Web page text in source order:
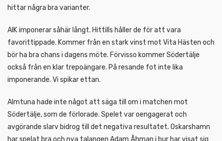
hittar några bra varianter.
AIK imponerar såhär långt. Hittills håller de för att vara
favorittippade. Kommer från en stark vinst mot Vita Hästen och
bör ha bra chans i dagens möte. Förvisso kommer Södertälje
också från en klar trepoängare. På resande fot inte lika
imponerande. Vi spikar ettan.
Almtuna hade inte något att säga till om i matchen mot
Södertälje, som de förlorade. Spelet var oengagerat och
avgörande slarv bidrog till det negativa resultatet. Oskarshamn
har spelat bra och nya talangen Adam Åhman i bur har visat sig